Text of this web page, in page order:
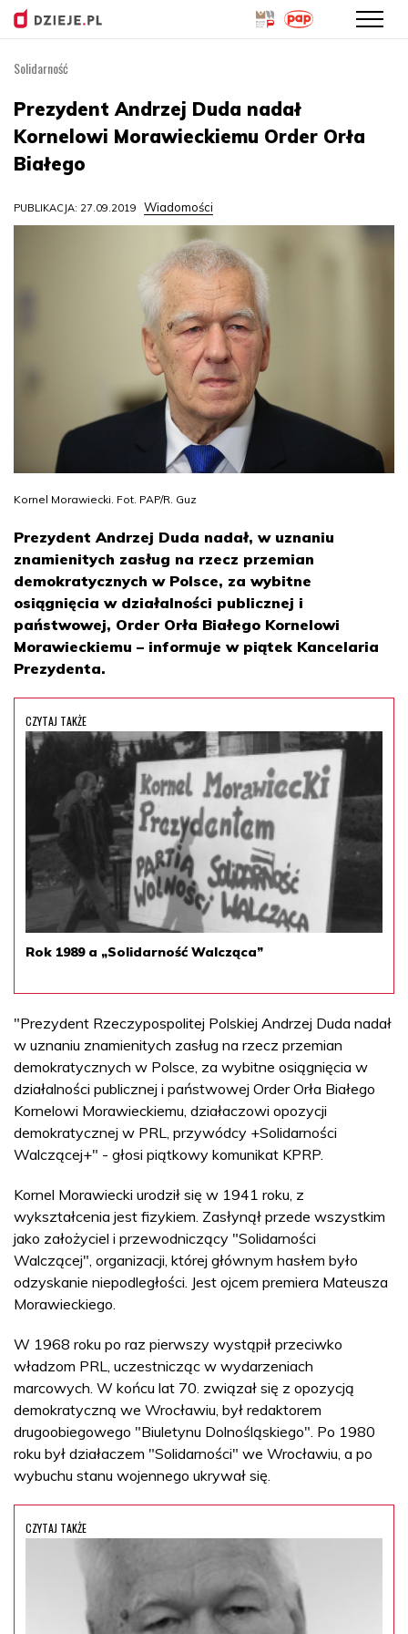
treści
Solidarność
Prezydent Andrzej Duda nadał
Kornelowi Morawieckiemu Order Orła
Białego
PUBLIKACJA: 27.09.2019 Wiadomości
Kornel Morawiecki. Fot. PAP/R. Guz
Prezydent Andrzej Duda nadał, w uznaniu
znamienitych zasług na rzecz przemian
demokratycznych w Polsce, za wybitne
osiągnięcia w działalności publicznej i
państwowej, Order Orła Białego Kornelowi
Morawieckiemu – informuje w piątek Kancelaria
Prezydenta.
CZYTAJ TAKŻE
Rok 1989 a „Solidarność Walcząca”
"Prezydent Rzeczypospolitej Polskiej Andrzej Duda nadał
w uznaniu znamienitych zasług na rzecz przemian
demokratycznych w Polsce, za wybitne osiągnięcia w
działalności publicznej i państwowej Order Orła Białego
Kornelowi Morawieckiemu, działaczowi opozycji
demokratycznej w PRL, przywódcy +Solidarności
Walczącej+" - głosi piątkowy komunikat KPRP.
Kornel Morawiecki urodził się w 1941 roku, z
wykształcenia jest fizykiem. Zasłynął przede wszystkim
jako założyciel i przewodniczący "Solidarności
Walczącej", organizacji, której głównym hasłem było
odzyskanie niepodległości. Jest ojcem premiera Mateusza
Morawieckiego.
W 1968 roku po raz pierwszy wystąpił przeciwko
władzom PRL, uczestnicząc w wydarzeniach
marcowych. W końcu lat 70. związał się z opozycją
demokratyczną we Wrocławiu, był redaktorem
drugoobiegowego "Biuletynu Dolnośląskiego". Po 1980
roku był działaczem "Solidarności" we Wrocławiu, a po
wybuchu stanu wojennego ukrywał się.
CZYTAJ TAKŻE